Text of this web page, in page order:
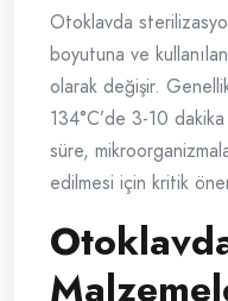
Otoklavda
boyutuna ve
olarak değişir.
134°C’de 3-10
süre,
edilmesi için kritik